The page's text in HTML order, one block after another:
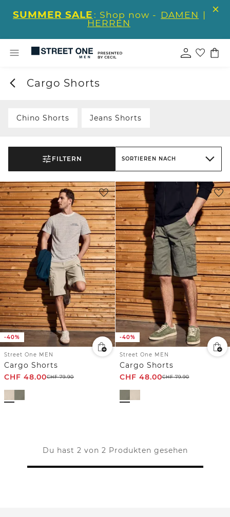
SUMMER SALE : Shop now - DAMEN |
HERREN
Cargo Shorts
Chino Shorts Jeans Shorts
FILTERN SORTIEREN NACH
-40%
Street One MEN
Cargo Shorts
CHF 48.00CHF79.90
-40%
Street One MEN
Cargo Shorts
CHF 48.00CHF79.90
Du hast 2 von 2 Produkten gesehen